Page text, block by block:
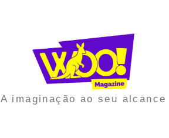
A imaginação ao seu alcance